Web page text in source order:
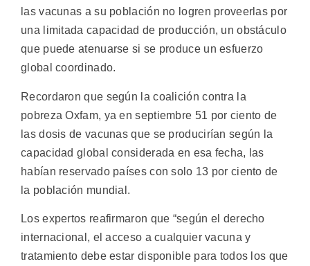
las vacunas a su población no logren proveerlas por
una limitada capacidad de producción, un obstáculo
que puede atenuarse si se produce un esfuerzo
global coordinado.
Recordaron que según la coalición contra la
pobreza Oxfam, ya en septiembre 51 por ciento de
las dosis de vacunas que se producirían según la
capacidad global considerada en esa fecha, las
habían reservado países con solo 13 por ciento de
la población mundial.
Los expertos reafirmaron que “según el derecho
internacional, el acceso a cualquier vacuna y
tratamiento debe estar disponible para todos los que